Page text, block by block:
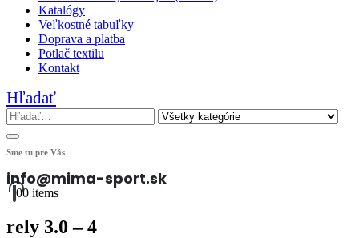
Katalógy
Veľkostné tabuľky
Doprava a platba
Potlač textilu
Kontakt
Hľadať
Sme tu pre Vás
info@mima-sport.sk
00 items
rely 3.0 – 4